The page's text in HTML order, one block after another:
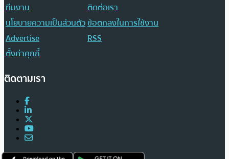
ทีมงาน
ติดต่อเรา
นโยบายความเป็นส่วนตัวข้อตกลงในการใช้งาน
Advertise
RSS
ตั้งค่าคุกกี้
ติดตามเรา